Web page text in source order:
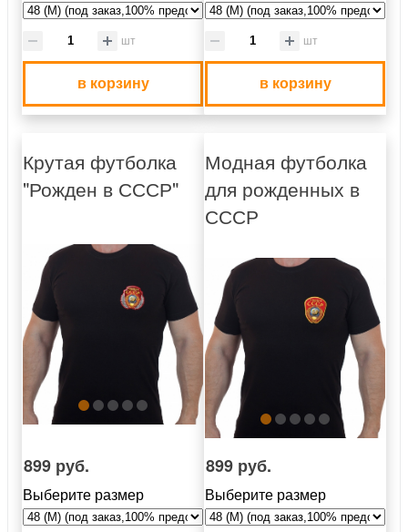
шт
в корзину
шт
в корзину
Крутая футболка
"Рожден в СССР"
899 руб.
Выберите размер
Модная футболка
для рожденных в
СССР
899 руб.
Выберите размер